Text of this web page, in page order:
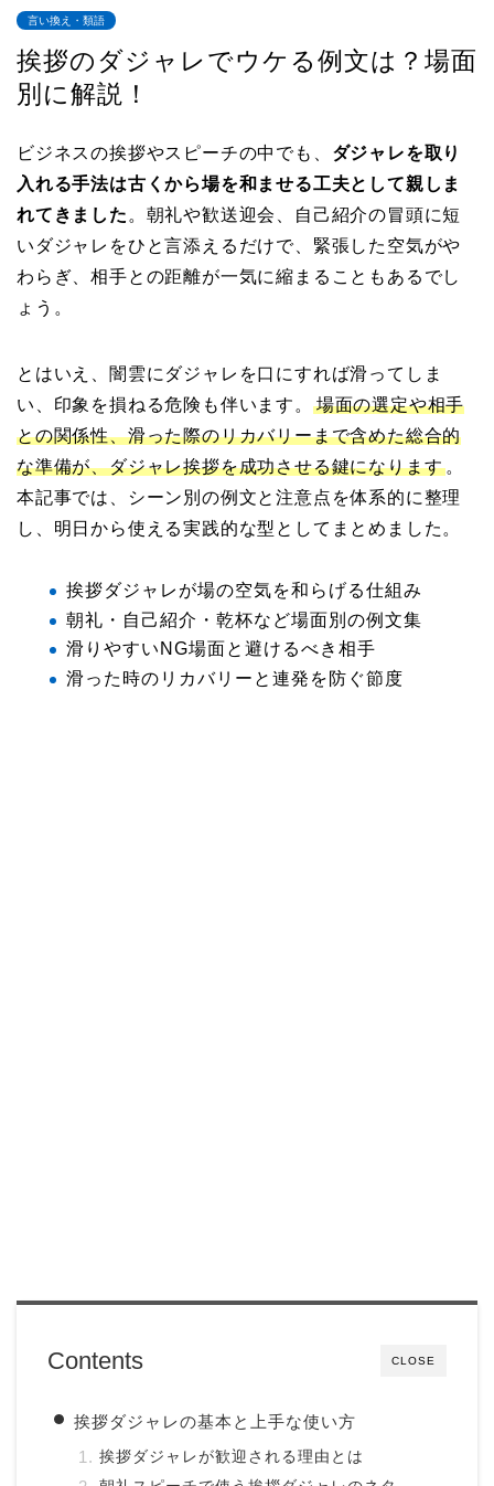
言い換え・類語
挨拶のダジャレでウケる例文は？場面
別に解説！
ビジネスの挨拶やスピーチの中でも、 ダジャレを取り
入れる手法は古くから場を和ませる工夫として親しま
れてきました 。朝礼や歓送迎会、自己紹介の冒頭に短
いダジャレをひと言添えるだけで、緊張した空気がや
わらぎ、相手との距離が一気に縮まることもあるでし
ょう。
とはいえ、闇雲にダジャレを口にすれば滑ってしま
い、印象を損ねる危険も伴います。
場面の選定や相手
との関係性、滑った際のリカバリーまで含めた総合的
な準備が、ダジャレ挨拶を成功させる鍵になります 。
本記事では、シーン別の例文と注意点を体系的に整理
し、明日から使える実践的な型としてまとめました。
挨拶ダジャレが場の空気を和らげる仕組み
朝礼・自己紹介・乾杯など場面別の例文集
滑りやすいNG場面と避けるべき相手
滑った時のリカバリーと連発を防ぐ節度
CLOSE
Contents
挨拶ダジャレの基本と上手な使い方
挨拶ダジャレが歓迎される理由とは